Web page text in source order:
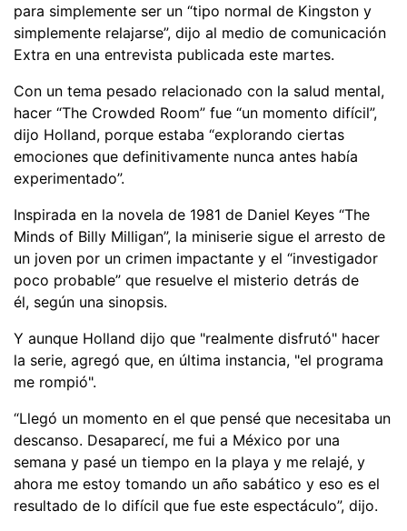
para simplemente ser un “tipo normal de Kingston y
simplemente relajarse”, dijo al medio de comunicación
Extra en una entrevista publicada este martes.
Con un tema pesado relacionado con la salud mental,
hacer “The Crowded Room” fue “un momento difícil”,
dijo Holland, porque estaba “explorando ciertas
emociones que definitivamente nunca antes había
experimentado”.
Inspirada en la novela de 1981 de Daniel Keyes “The
Minds of Billy Milligan”, la miniserie sigue el arresto de
un joven por un crimen impactante y el “investigador
poco probable” que resuelve el misterio detrás de
él, según una sinopsis.
Y aunque Holland dijo que "realmente disfrutó" hacer
la serie, agregó que, en última instancia, "el programa
me rompió".
“Llegó un momento en el que pensé que necesitaba un
descanso. Desaparecí, me fui a México por una
semana y pasé un tiempo en la playa y me relajé, y
ahora me estoy tomando un año sabático y eso es el
resultado de lo difícil que fue este espectáculo”, dijo.